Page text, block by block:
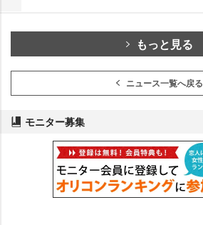
もっと見る
ニュース一覧へ戻る
モニター募集